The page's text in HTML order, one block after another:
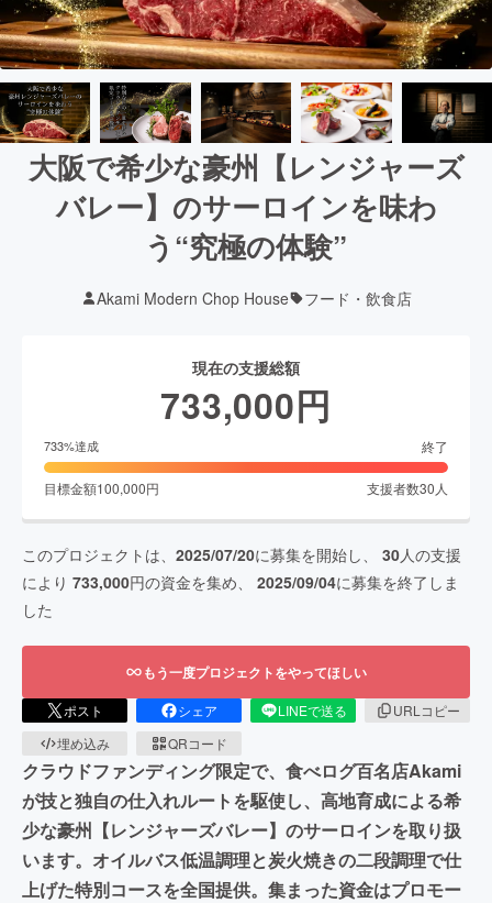
大阪で希少な豪州【レンジャーズ
バレー】のサーロインを味わ
う“究極の体験”
Akami Modern Chop House フード・飲食店
現在の支援総額
733,000円
733%達成 終了
目標金額100,000円 支援者数30 人
このプロジェクトは、 2025/07/20に募集を開始し、 30人の支援
により 733,000円の資金を集め、 2025/09/04に募集を終了しま
した
もう一度プロジェクトをやってほしい
ポスト シェア LINEで送る
URLコピー
埋め込み
QRコード
クラウドファンディング限定で、食べログ百名店Akami
が技と独自の仕入れルートを駆使し、高地育成による希
少な豪州【レンジャーズバレー】のサーロインを取り扱
います。オイルバス低温調理と炭火焼きの二段調理で仕
上げた特別コースを全国提供。集まった資金はプロモー